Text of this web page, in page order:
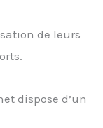
de leurs
dispose d’un